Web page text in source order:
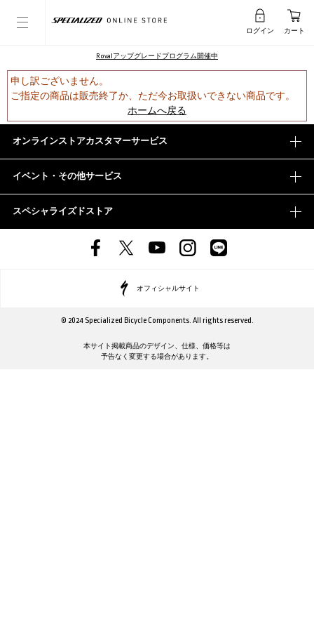
ログイン カート
Rovalアップグレードプログラム開催中
申し訳ございません。
ご指定の商品は販売終了か、ただ今お取扱いできない商品です。
ホームへ戻る
オンラインストアカスタマーサービス
イベント・その他サービス
スペシャライズドストア
オフィシャルサイト
© 2024 Specialized Bicycle Components. All rights reserved.
本サイト掲載商品のデザイン、仕様、価格等は
予告なく変更する場合があります。